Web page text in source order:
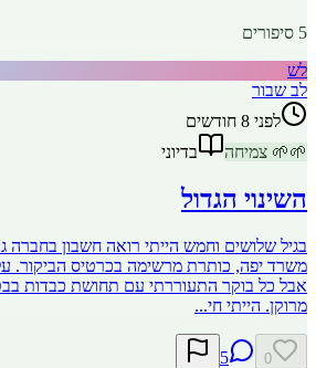
5 סיפורים
לש
לב שבור
לפני 8 חודשים
🌱
🌱 צמיחה בדיוני
השינוי הגדול
בגיל שלושים וחמש הייתי רואה חשבון בחברה
משרד יפה, כותרת מרשימה בכרטיס הביקור.
אבל כל בוקר התעוררתי עם תחושת כבדות
מרוקן. הייתי חי...
0
5